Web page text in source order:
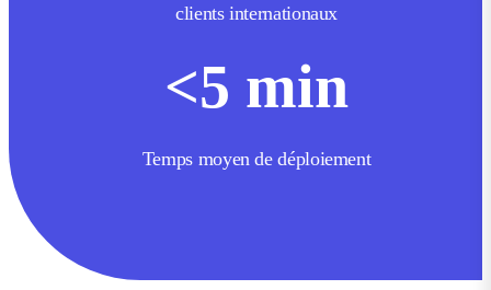
clients internationaux
<5 min
Temps moyen de déploiement